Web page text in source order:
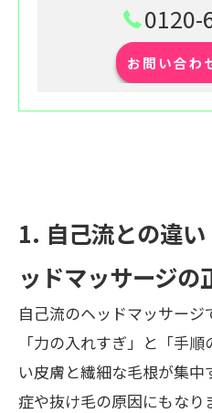
0120-
お問い合わ
1. 自己流との違
ッドマッサージの
自己流のヘッドマッサー
「力の入れすぎ」と「手
い皮膚と繊細な毛根が集
症や抜け毛の原因にもなり